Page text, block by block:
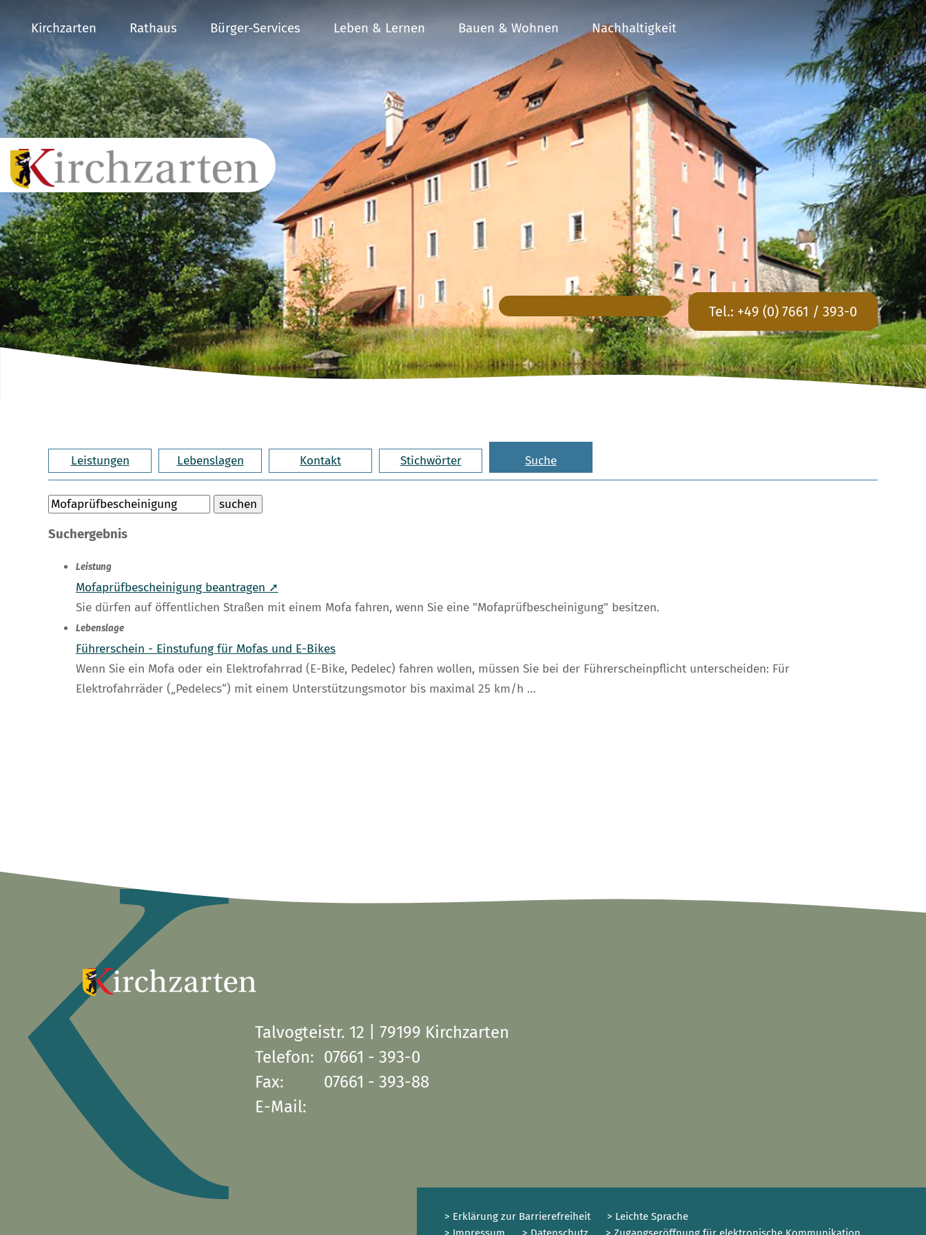
Kirchzarten Rathaus Bürger-Services Leben & Lernen Bauen & Wohnen Nachhaltigkeit
Tel.: +49 (0) 7661 / 393-0
Leistungen Lebenslagen Kontakt Stichwörter Suche
Suchergebnis
Leistung
Mofaprüfbescheinigung beantragen ➚
Sie dürfen auf öffentlichen Straßen mit einem Mofa fahren, wenn Sie eine "Mofaprüfbescheinigung" besitzen.
Lebenslage
Führerschein - Einstufung für Mofas und E-Bikes
Wenn Sie ein Mofa oder ein Elektrofahrrad (E-Bike, Pedelec) fahren wollen, müssen Sie bei der Führerscheinpflicht unterscheiden: Für
Elektrofahrräder („Pedelecs“) mit einem Unterstützungsmotor bis maximal 25 km/h …
Talvogteistr. 12 | 79199 Kirchzarten
Telefon: 07661 - 393-0
Fax:
07661 - 393-88
E-Mail:
> Erklärung zur Barrierefreiheit
> Leichte Sprache